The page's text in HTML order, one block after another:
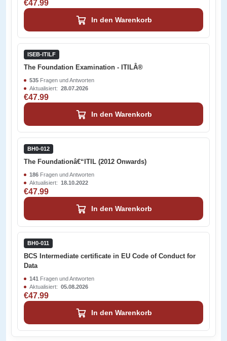
€47.99
In den Warenkorb
ISEB-ITILF
The Foundation Examination - ITILÂ®
535 Fragen und Antworten
Aktualisiert: 28.07.2026
€47.99
In den Warenkorb
BH0-012
The Foundationâ€“ITIL (2012 Onwards)
186 Fragen und Antworten
Aktualisiert: 18.10.2022
€47.99
In den Warenkorb
BH0-011
BCS Intermediate certificate in EU Code of Conduct for
Data
141 Fragen und Antworten
Aktualisiert: 05.08.2026
€47.99
In den Warenkorb